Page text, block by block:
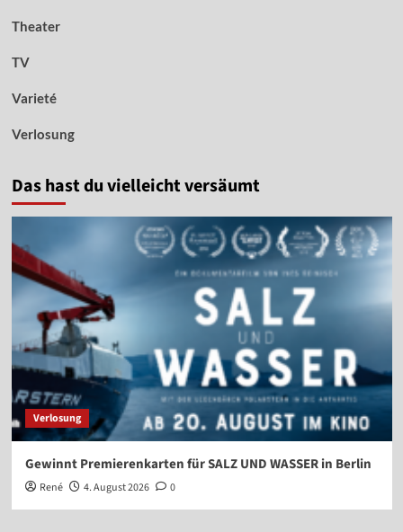
Theater
TV
Varieté
Verlosung
Das hast du vielleicht versäumt
Verlosung
Gewinnt Premierenkarten für SALZ UND WASSER in Berlin
René 4. August 2026 0